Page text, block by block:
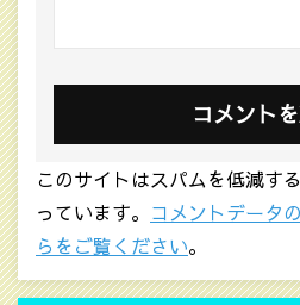
このサイトはスパムを低減す
っています。 コメントデータ
らをご覧ください。